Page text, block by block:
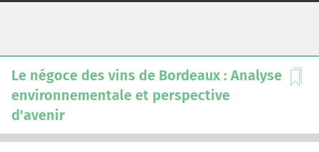
préparer le lancement de son affaire »( De Boeck, 2010),
et se connecter sur le site GRP lab (www.grp-lab.com)
Le négoce des vins de Bordeaux : Analyse
environnementale et perspective
d'avenir